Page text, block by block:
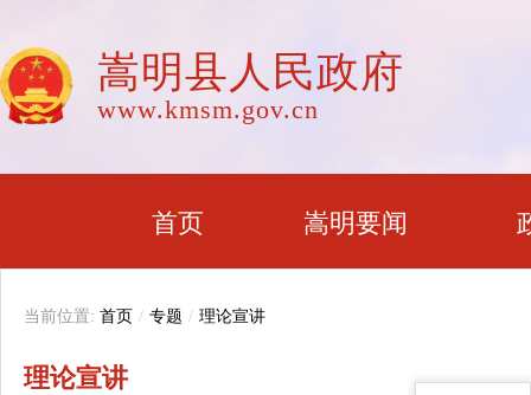
嵩明县人民政府
www.kmsm.gov.cn
首页 嵩明要闻
当前位置: 首页 / 专题 / 理论宣讲
理论宣讲